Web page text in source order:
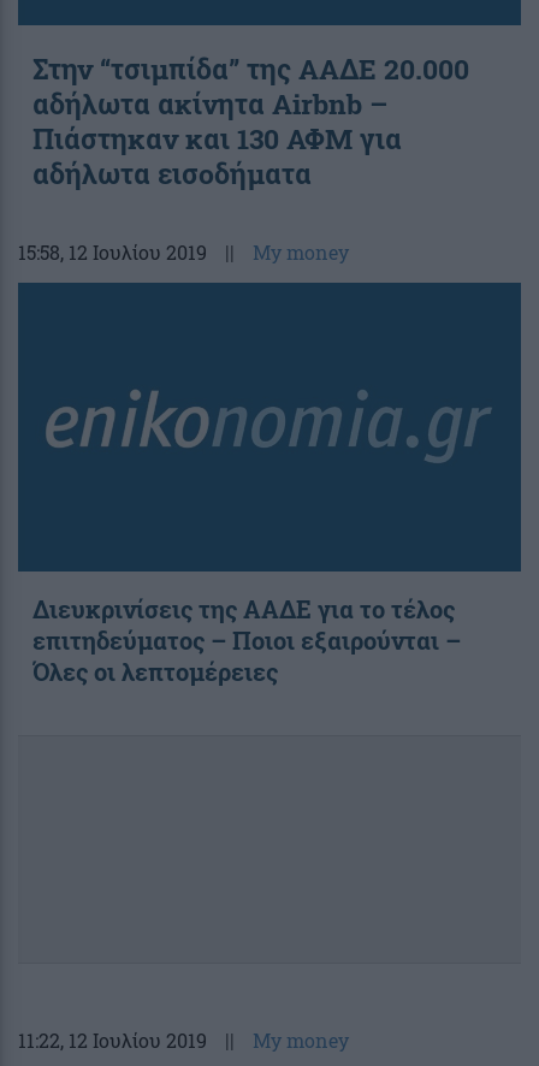
Στην “τσιμπίδα” της ΑΑΔΕ 20.000
αδήλωτα ακίνητα Airbnb –
Πιάστηκαν και 130 ΑΦΜ για
αδήλωτα εισοδήματα
15:58, 12 Ιουλίου 2019 || My money
Διευκρινίσεις της ΑΑΔΕ για το τέλος
επιτηδεύματος – Ποιοι εξαιρούνται –
Όλες οι λεπτομέρειες
11:22, 12 Ιουλίου 2019 || My money